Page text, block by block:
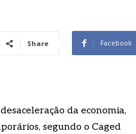
Share Facebook
da economia,
segundo o Caged